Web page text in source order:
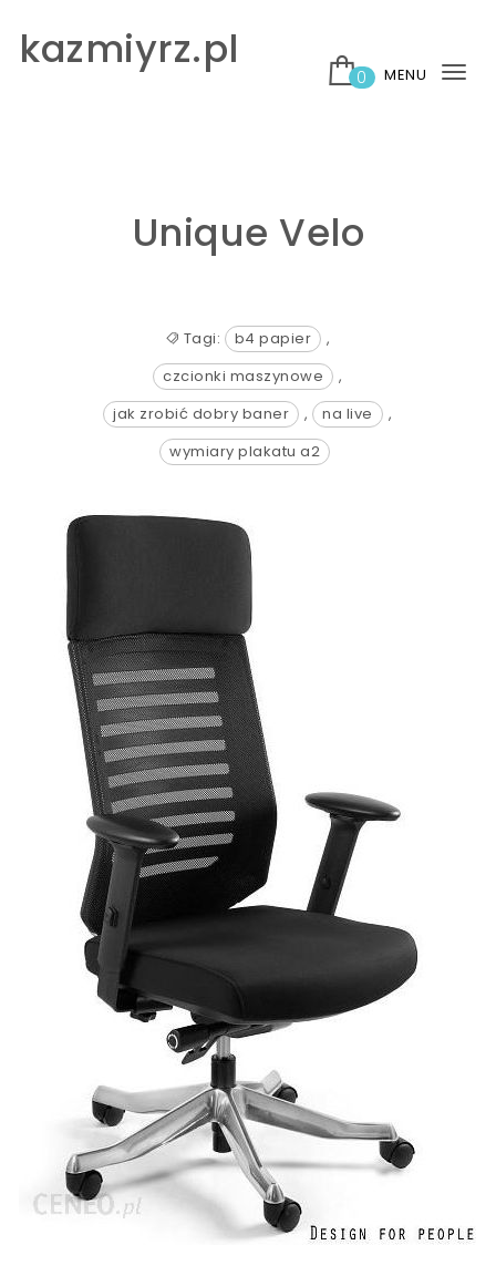
kazmiyrz.pl
0 MENU
Unique Velo
Tagi: b4 papier
,
czcionki maszynowe
,
jak zrobić dobry baner
, na live
,
wymiary plakatu a2